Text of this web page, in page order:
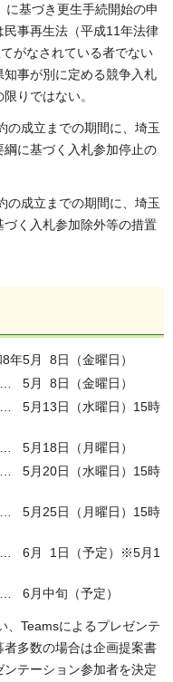
基づき更生手続開始の申
事再生法（平成11年法律
がなされている者でない
事が別に定める競争入札
りではない。
の成立までの期間に、埼玉
に基づく入札参加停止の
の成立までの期間に、埼玉
く入札参加除外等の措置
5月 8日（金曜日）
月 8日（金曜日）
月13日（水曜日）15時
18日（月曜日）
5月20日（水曜日）15時
月25日（月曜日）15時
6月 1日（予定）※5月1
中旬（予定）
Teamsによるプレゼンテ
多数の場合は企画提案書
ンテーション参加者を決定